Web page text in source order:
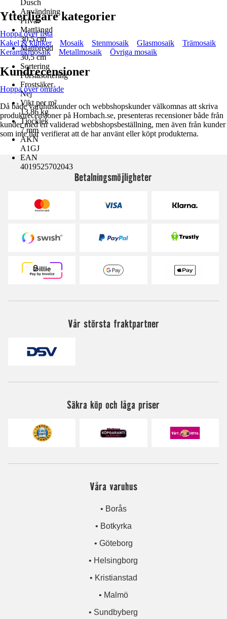
Dusch
Användning
Privat
Mattlängd
30,5 cm
Mattbredd
30,5 cm
Sortering
Förstasortering
Frostsäker
Nej
Vikt per m²
13,86 kg
Tjocklek
7 mm
AKN
A1GJ
EAN
4019525702043
Ytterligare kategorier
Hoppa över lista
Kakel & klinker
Mosaik Stenmosaik Glasmosaik
Trämosaik
Keramikmosaik
Metallmosaik Övriga mosaik
Kundrecensioner
Hoppa över område
Då både varuhuskunder och webbshopskunder välkomnas att skriva
produktrecensioner på Hornbach.se, presenteras recensioner både från
kunder med en validerad webbshopsbeställning, men även från kunder
som inte har verifierat att de har använt eller köpt produkterna.
Betalningsmöjligheter
Vår största fraktpartner
Säkra köp och låga priser
Våra varuhus
• Borås
• Botkyrka
• Göteborg
• Helsingborg
• Kristianstad
• Malmö
• Sundbyberg